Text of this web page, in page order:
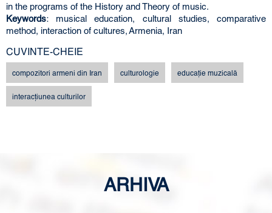
in the programs of the History and Theory of music.
Keywords: musical education, cultural studies, comparative
method, interaction of cultures, Armenia, Iran
CUVINTE-CHEIE
compozitori armeni din Iran culturologie educaţie muzicală
interacțiunea culturilor
ARHIVA